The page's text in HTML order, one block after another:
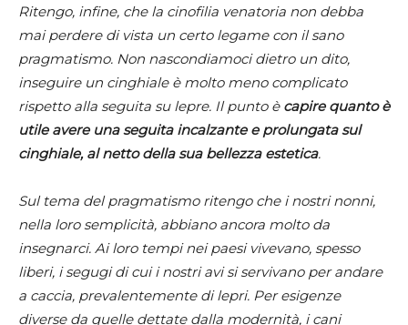
Ritengo, infine, che la cinofilia venatoria non debba
mai perdere di vista un certo legame con il sano
pragmatismo. Non nascondiamoci dietro un dito,
inseguire un cinghiale è molto meno complicato
rispetto alla seguita su lepre. Il punto è capire quanto è
utile avere una seguita incalzante e prolungata sul
cinghiale, al netto della sua bellezza estetica.
Sul tema del pragmatismo ritengo che i nostri nonni,
nella loro semplicità, abbiano ancora molto da
insegnarci. Ai loro tempi nei paesi vivevano, spesso
liberi, i segugi di cui i nostri avi si servivano per andare
a caccia, prevalentemente di lepri. Per esigenze
diverse da quelle dettate dalla modernità, i cani